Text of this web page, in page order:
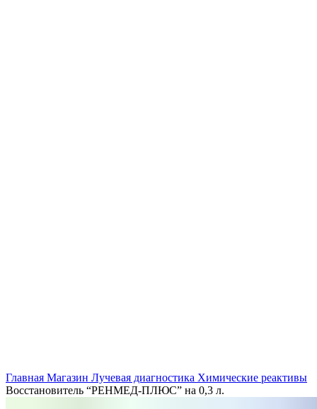
Главная Магазин Лучевая диагностика Химические реактивы
Восстановитель “РЕНМЕД-ПЛЮС” на 0,3 л.